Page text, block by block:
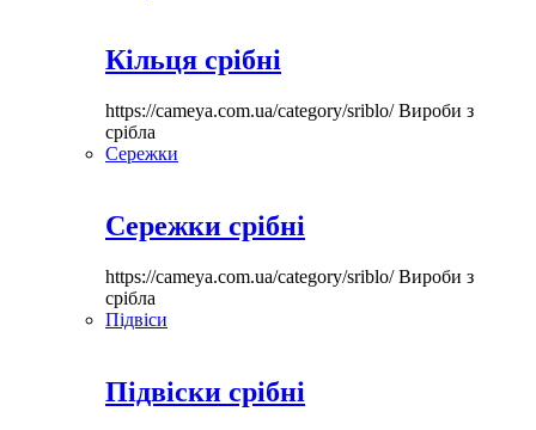
Кільця срібні
https://cameya.com.ua/category/sriblo/Вироби з
срібла
Сережки
Сережки срібні
https://cameya.com.ua/category/sriblo/Вироби з
срібла
Підвіси
Підвіски срібні